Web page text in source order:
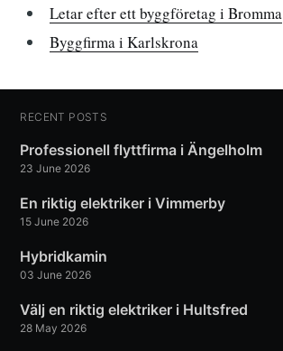
Letar efter ett byggföretag i Bromma
Byggfirma i Karlskrona
RECENT POSTS
Professionell flyttfirma i Ängelholm
23 June 2026
En riktig elektriker i Vimmerby
15 June 2026
Hybridkamin
03 June 2026
Välj en riktig elektriker i Hultsfred
28 May 2026